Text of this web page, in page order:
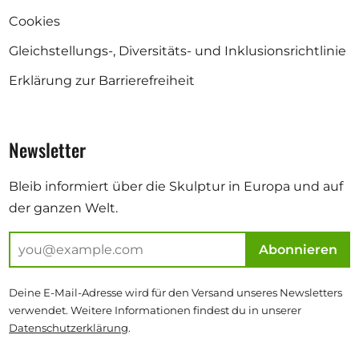
Cookies
Gleichstellungs-, Diversitäts- und Inklusionsrichtlinie
Erklärung zur Barrierefreiheit
Newsletter
Bleib informiert über die Skulptur in Europa und auf
der ganzen Welt.
Abonnieren
Deine E-Mail-Adresse wird für den Versand unseres Newsletters
verwendet. Weitere Informationen findest du in unserer
Datenschutzerklärung.